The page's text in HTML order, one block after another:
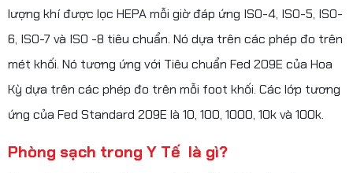
lượng khí được lọc HEPA mỗi giờ đáp ứng ISO-4, ISO-5, ISO-
6, ISO-7 và ISO -8 tiêu chuẩn. Nó dựa trên các phép đo trên
mét khối. Nó tương ứng với Tiêu chuẩn Fed 209E của Hoa
Kỳ dựa trên các phép đo trên mỗi foot khối. Các lớp tương
ứng của Fed Standard 209E là 10, 100, 1000, 10k và 100k.
Phòng sạch trong Y Tế là gì?